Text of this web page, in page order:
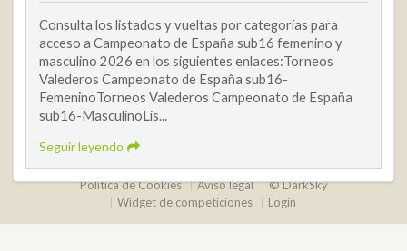
Consulta los listados y vueltas por categorías para
acceso a Campeonato de España sub16 femenino y
masculino 2026 en los siguientes enlaces:Torneos
Valederos Campeonato de España sub16-
FemeninoTorneos Valederos Campeonato de España
sub16-MasculinoLis...
Seguir leyendo
info@rfga.org
Contacto
2026 © Real Federación Andaluza de Golf
Política de Privacidad
Política de Cookies
Aviso legal
© DarkSky
Widget de competiciones
Login